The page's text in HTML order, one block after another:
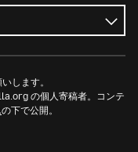
します。
の個人寄稿者。コンテ
の下で公開。